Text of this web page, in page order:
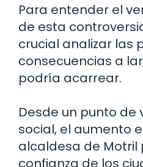
Para entender el
de esta
crucial analizar las
consecuencias a
podría acarrear.
Desde un punto de
social, el aumento
alcaldesa de Motril
confianza de los